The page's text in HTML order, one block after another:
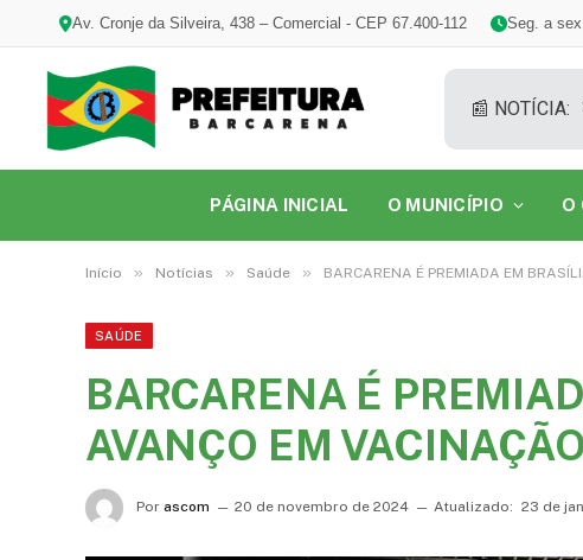
Av. Cronje da Silveira, 438 – Comercial - CEP 67.400-112 Seg. a
📰 NOTÍCIA:
PÁGINA INICIAL O MUNICÍPIO O
Início » Notícias » Saúde » BARCARENA É PREMIADA EM
SAÚDE
BARCARENA É
AVANÇO EM VACINAÇÃO
Por ascom 20 de novembro de 2024 Atualizado: 23 de